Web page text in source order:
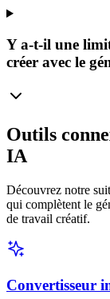
Y a-t-il une
créer avec le
Outils
IA
Découvrez notre
qui complètent le
de travail créatif.
Convertisseur